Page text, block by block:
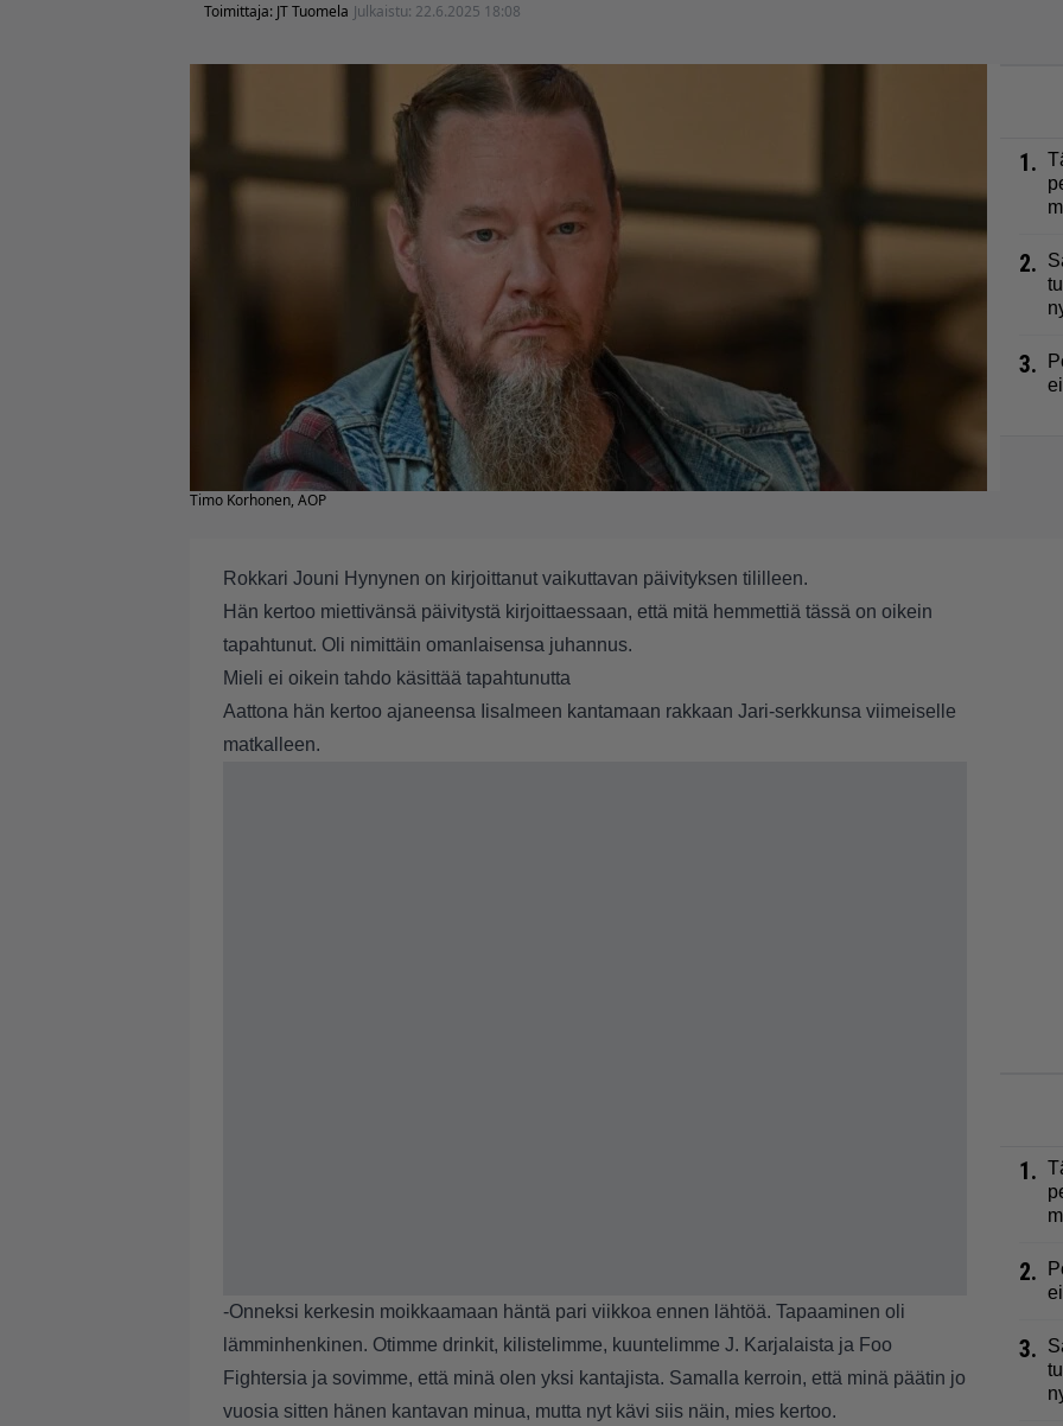
Toimittaja: JT Tuomela Julkaistu: 22.6.2025 18:08
Timo Korhonen, AOP
1.
2.
3.
Rokkari Jouni Hynynen on kirjoittanut vaikuttavan päivityksen tililleen.
Hän kertoo miettivänsä päivitystä kirjoittaessaan, että mitä hemmettiä tässä on oikein
tapahtunut. Oli nimittäin omanlaisensa juhannus.
Mieli ei oikein tahdo käsittää tapahtunutta
Aattona hän kertoo ajaneensa Iisalmeen kantamaan rakkaan Jari-serkkunsa viimeiselle
matkalleen.
-Onneksi kerkesin moikkaamaan häntä pari viikkoa ennen lähtöä. Tapaaminen oli
lämminhenkinen. Otimme drinkit, kilistelimme, kuuntelimme J. Karjalaista ja Foo
Fightersia ja sovimme, että minä olen yksi kantajista. Samalla kerroin, että minä päätin jo
vuosia sitten hänen kantavan minua, mutta nyt kävi siis näin, mies kertoo.
1.
2.
3.